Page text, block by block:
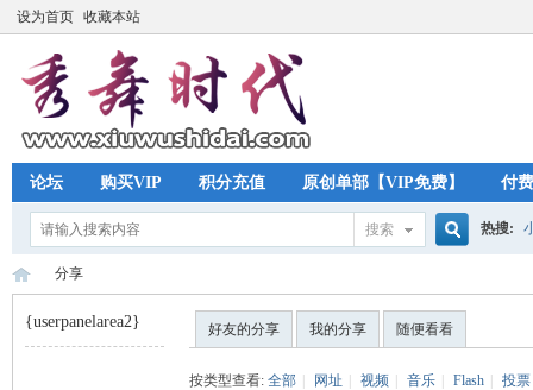
设为首页 收藏本站
论坛 购买VIP 积分充值 原创单部【VIP免费】 付
搜索 热搜:
分享
{userpanelarea2} 好友的分享 我的分享 随便看看
按类型查看: 全部 网址 视频 音乐 Flash 投票